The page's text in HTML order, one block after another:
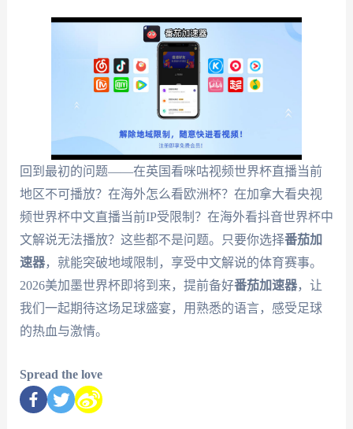
回到最初的问题——在英国看咪咕视频世界杯直播当前
地区不可播放？在海外怎么看欧洲杯？在加拿大看央视
频世界杯中文直播当前IP受限制？在海外看抖音世界杯中
文解说无法播放？这些都不是问题。只要你选择番茄加
速器，就能突破地域限制，享受中文解说的体育赛事。
2026美加墨世界杯即将到来，提前备好番茄加速器，让
我们一起期待这场足球盛宴，用熟悉的语言，感受足球
的热血与激情。
Spread the love